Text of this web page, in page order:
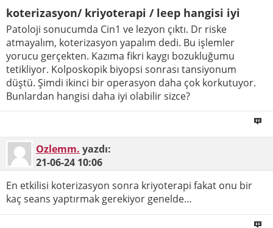
koterizasyon/ kriyoterapi / leep hangisi iyi
Patoloji sonucumda Cin1 ve lezyon çıktı. Dr riske
atmayalım, koterizasyon yapalım dedi. Bu işlemler
yorucu gerçekten. Kazıma fikri kaygı bozukluğumu
tetikliyor. Kolposkopik biyopsi sonrası tansiyonum
düştü. Şimdi ikinci bir operasyon daha çok korkutuyor.
Bunlardan hangisi daha iyi olabilir sizce?
Ozlemm. yazdı:
21-06-24 10:06
En etkilisi koterizasyon sonra kriyoterapi fakat onu bir
kaç seans yaptırmak gerekiyor genelde…